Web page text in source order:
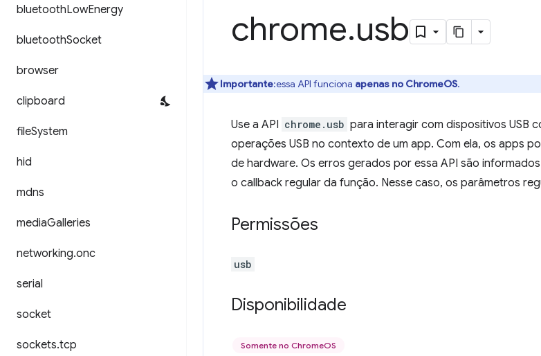
bluetoothLowEnergy
bluetoothSocket
browser
clipboard
fileSystem
hid
mdns
mediaGalleries
networking.onc
serial
socket
sockets.tcp
chrome.usb
Importante:essa API funciona apenas no ChromeOS.
Use a API chrome.usb para interagir com dispositivos USB
operações USB no contexto de um app. Com ela, os apps
de hardware. Os erros gerados por essa API são
o callback regular da função. Nesse caso, os parâmetros
Permissões
usb
Disponibilidade
Somente no ChromeOS